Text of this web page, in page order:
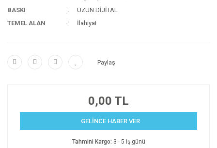
BASKI
UZUN DİJİTAL
TEMEL ALAN
İlahiyat
Paylaş
0,00 TL
GELİNCE HABER VER
Tahmini Kargo: 3 - 5 iş günü